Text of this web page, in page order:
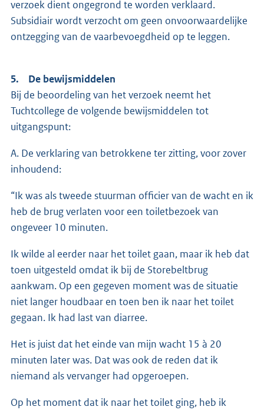
verzoek dient ongegrond te worden verklaard.
Subsidiair wordt verzocht om geen onvoorwaardelijke
ontzegging van de vaarbevoegdheid op te leggen.
5. De bewijsmiddelen
Bij de beoordeling van het verzoek neemt het
Tuchtcollege de volgende bewijsmiddelen tot
uitgangspunt:
A. De verklaring van betrokkene ter zitting, voor zover
inhoudend:
“Ik was als tweede stuurman officier van de wacht en ik
heb de brug verlaten voor een toiletbezoek van
ongeveer 10 minuten.
Ik wilde al eerder naar het toilet gaan, maar ik heb dat
toen uitgesteld omdat ik bij de Storebeltbrug
aankwam. Op een gegeven moment was de situatie
niet langer houdbaar en toen ben ik naar het toilet
gegaan. Ik had last van diarree.
Het is juist dat het einde van mijn wacht 15 à 20
minuten later was. Dat was ook de reden dat ik
niemand als vervanger had opgeroepen.
Op het moment dat ik naar het toilet ging, heb ik